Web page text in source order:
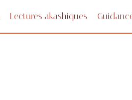
Lectures akashiques